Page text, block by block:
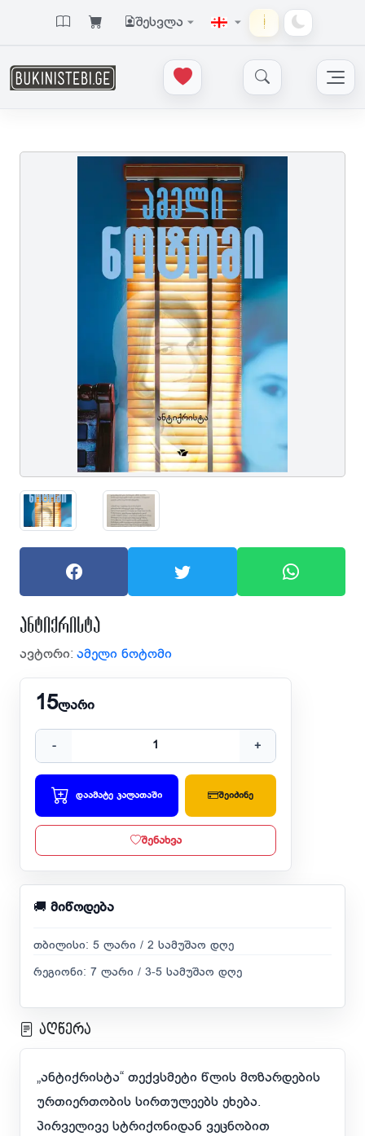
შესვლა
ანტიქრისტა
ავტორი: ამელი ნოტომი
15ლარი
- +
დაამატე კალათაში შეიძინე
შენახვა
🚚 მიწოდება
თბილისი: 5 ლარი / 2 სამუშაო დღე
რეგიონი: 7 ლარი / 3-5 სამუშაო დღე
აღწერა
„ანტიქრისტა“ თექვსმეტი წლის მოზარდების
ურთიერთობის სირთულეებს ეხება.
პირველივე სტრიქონიდან ვეცნობით